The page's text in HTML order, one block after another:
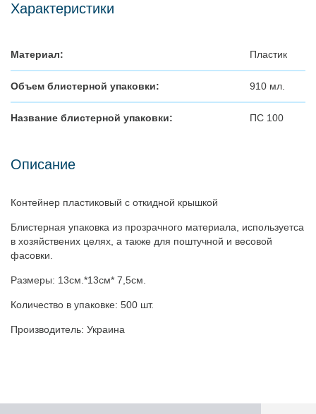
Характеристики
Материал: Пластик
Объем блистерной упаковки: 910 мл.
Название блистерной упаковки: ПС 100
Описание
Контейнер пластиковый с откидной крышкой
Блистерная упаковка из прозрачного материала, используетса
в хозяйствених целях, а также для поштучной и весовой
фасовки.
Размеры: 13см.*13см* 7,5см.
Количество в упаковке: 500 шт.
Производитель: Украина